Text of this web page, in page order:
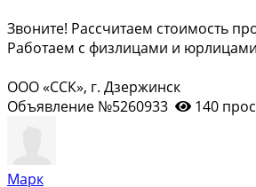
Звоните! Рассчитаем стоимость
Работаем с физлицами и
ООО «ССК», г. Дзержинск
Объявление №5260933
140
Марк